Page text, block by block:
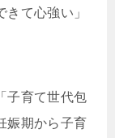
て心強い」
子育て世代包
娠期から子育